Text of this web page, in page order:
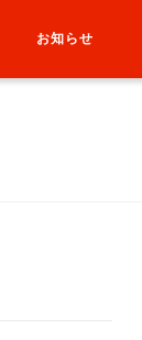
お知らせ